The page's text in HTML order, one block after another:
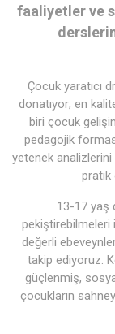
faaliyetler ve
Çocuk yaratıcı
donatıyor; en
biri çocuk
pedagojik
yetenek
pratik
13-17 yaş
pekiştirebilmeleri
değerli
takip ediyoruz.
güçlenmiş,
çocukların